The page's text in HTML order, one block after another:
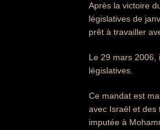
Après la victoire
législatives de
prêt à travailler
Le 29 mars 2006,
législatives.
Ce mandat est
avec Israël et des
imputée à